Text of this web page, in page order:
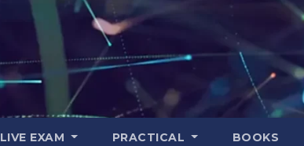
LIVE EXAM PRACTICAL BOOKS